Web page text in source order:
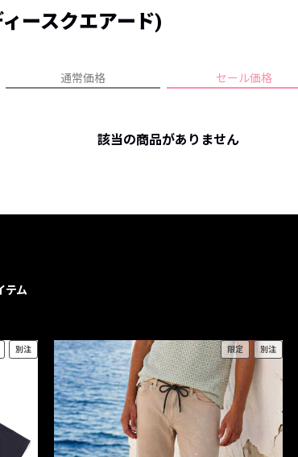
ーデ紹介
HOTなコーデ TOP20
人気記事ランキング
フォーカスブランド
プライバシーポリシー
ースクエアード)
通常価格 セール価格
該当の商品がありません
テム
別注 限定 別注